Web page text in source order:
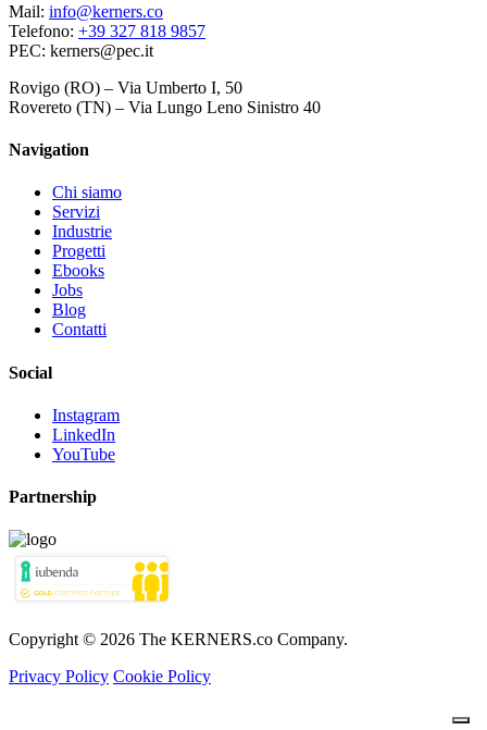
Mail: info@kerners.co
Telefono: +39 327 818 9857
PEC: kerners@pec.it
Rovigo (RO) – Via Umberto I, 50
Rovereto (TN) – Via Lungo Leno Sinistro 40
Navigation
Chi siamo
Servizi
Industrie
Progetti
Ebooks
Jobs
Blog
Contatti
Social
Instagram
LinkedIn
YouTube
Partnership
Copyright © 2026 The KERNERS.co Company.
Privacy Policy Cookie Policy